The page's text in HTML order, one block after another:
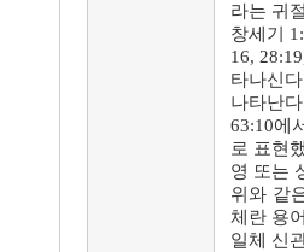
라는 귀
창세기
16,
타나신
나타난
63:10에
로 표현
영 또는
위와 같
체란 용
일체 신